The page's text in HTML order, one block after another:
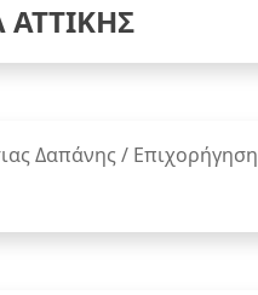
ΑΤΤΙΚΗΣ
Δαπάνης / Επιχορήγηση